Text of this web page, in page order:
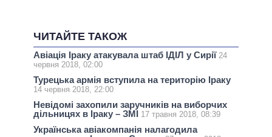
ЧИТАЙТЕ ТАКОЖ
Авіація Іраку атакувала штаб ІДІЛ у Сирії 24
червня 2018, 02:00
Турецька армія вступила на територію Іраку
14 червня 2018, 22:00
Невідомі захопили заручників на виборчих
дільницях в Іраку – ЗМІ 17 травня 2018, 08:39
Українська авіакомпанія налагодила